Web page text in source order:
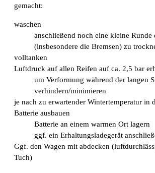
gemacht:
waschen
anschließend noch eine kleine Runde
(insbesondere die Bremsen) zu
volltanken
Luftdruck auf allen Reifen auf ca. 2,5 bar
um Verformung während der langen
verhindern/minimieren
je nach zu erwartender Wintertemperatur in
Batterie ausbauen
Batterie an einem warmen Ort lagern
ggf. ein Erhaltungsladegerät
Ggf. den Wagen mit abdecken
Tuch)